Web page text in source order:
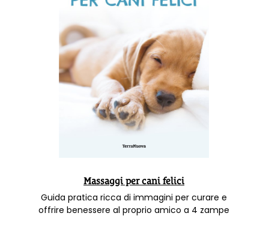
Massaggi per cani felici
Guida pratica ricca di immagini per curare e
offrire benessere al proprio amico a 4 zampe